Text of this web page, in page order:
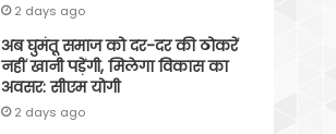
2 days ago
अब घुमंतू समाज को दर-दर की ठोकरें
नहीं खानी पड़ेंगी, मिलेगा विकास का
अवसर: सीएम योगी
2 days ago